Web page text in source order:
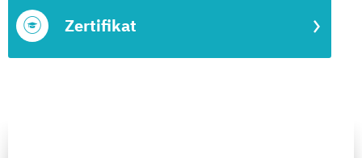
Zertifikat